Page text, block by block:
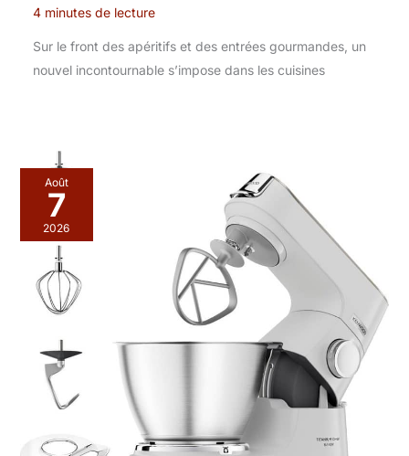
4 minutes de lecture
Sur le front des apéritifs et des entrées gourmandes, un
nouvel incontournable s’impose dans les cuisines
Août
7
2026